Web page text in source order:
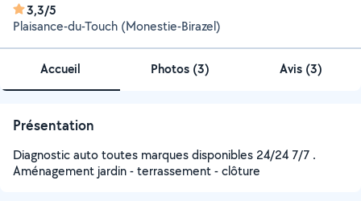
3,3/5
Plaisance-du-Touch (Monestie-Birazel)
Accueil Photos (3) Avis (3)
Présentation
Diagnostic auto toutes marques disponibles 24/24 7/7 .
Aménagement jardin - terrassement - clôture